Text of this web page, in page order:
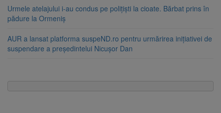
Urmele atelajului i-au condus pe polițiști la cioate. Bărbat prins în
pădure la Ormeniș
AUR a lansat platforma suspeND.ro pentru urmărirea inițiativei de
suspendare a președintelui Nicușor Dan